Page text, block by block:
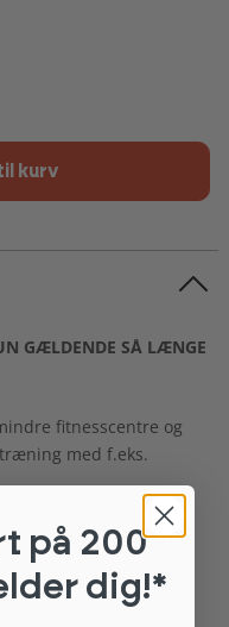
kurv
GÆLDENDE SÅ LÆNGE
fitnesscentre og
med f.eks.
brugerne enhøj
hjælp af 50 mm
på 200
dig!*